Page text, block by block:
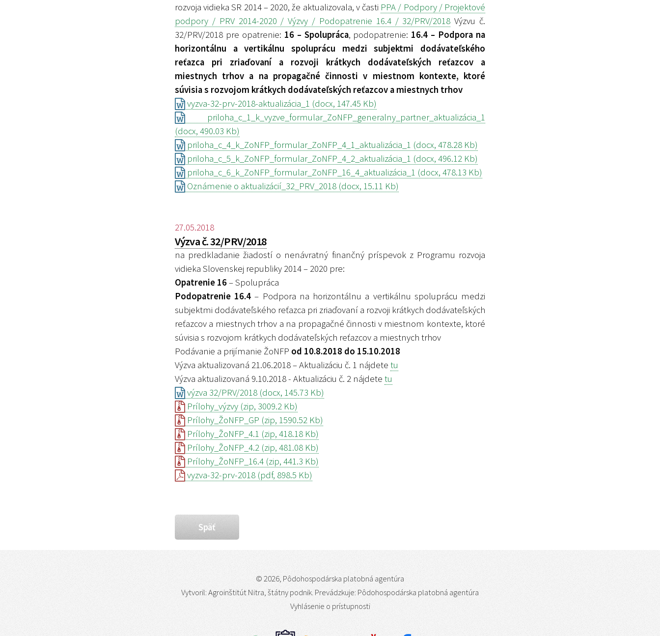
rozvoja vidieka SR 2014 – 2020, že aktualizovala, v časti PPA / Podpory / Projektové
podpory / PRV 2014-2020 / Výzvy / Podopatrenie 16.4 / 32/PRV/2018 Výzvu č.
32/PRV/2018 pre opatrenie: 16 – Spolupráca, podopatrenie: 16.4 – Podpora na
horizontálnu a vertikálnu spoluprácu medzi subjektmi dodávateľského
reťazca pri zriaďovaní a rozvoji krátkych dodávateľských reťazcov a
miestnych trhov a na propagačné činnosti v miestnom kontexte, ktoré
súvisia s rozvojom krátkych dodávateľských reťazcov a miestnych trhov
vyzva-32-prv-2018-aktualizácia_1 (docx, 147.45 Kb)
priloha_c_1_k_vyzve_formular_ZoNFP_generalny_partner_aktualizácia_1
(docx, 490.03 Kb)
priloha_c_4_k_ZoNFP_formular_ZoNFP_4_1_aktualizácia_1 (docx, 478.28 Kb)
priloha_c_5_k_ZoNFP_formular_ZoNFP_4_2_aktualizácia_1 (docx, 496.12 Kb)
priloha_c_6_k_ZoNFP_formular_ZoNFP_16_4_aktualizácia_1 (docx, 478.13 Kb)
Oznámenie o aktualizácií_32_PRV_2018 (docx, 15.11 Kb)
27.05.2018
Výzva č. 32/PRV/2018
na predkladanie žiadostí o nenávratný finančný príspevok z Programu rozvoja
vidieka Slovenskej republiky 2014 – 2020 pre:
Opatrenie 16– Spolupráca
Podopatrenie 16.4 – Podpora na horizontálnu a vertikálnu spoluprácu medzi
subjektmi dodávateľského reťazca pri zriaďovaní a rozvoji krátkych dodávateľských
reťazcov a miestnych trhov a na propagačné činnosti v miestnom kontexte, ktoré
súvisia s rozvojom krátkych dodávateľských reťazcov a miestnych trhov
Podávanie a prijímanie ŽoNFP od 10.8.2018 do 15.10.2018
Výzva aktualizovaná 21.06.2018 – Aktualizáciu č. 1 nájdete tu
Výzva aktualizovaná 9.10.2018 - Aktualizáciu č. 2 nájdete tu
výzva 32/PRV/2018 (docx, 145.73 Kb)
Prílohy_výzvy (zip, 3009.2 Kb)
Prílohy_ŽoNFP_GP (zip, 1590.52 Kb)
Prílohy_ŽoNFP_4.1 (zip, 418.18 Kb)
Prílohy_ŽoNFP_4.2 (zip, 481.08 Kb)
Prílohy_ŽoNFP_16.4 (zip, 441.3 Kb)
vyzva-32-prv-2018 (pdf, 898.5 Kb)
Späť
© 2026, Pôdohospodárska platobná agentúra
Vytvoril:Agroinštitút Nitra, štátny podnik. Prevádzkuje: Pôdohospodárska platobná agentúra
Vyhlásenie o prístupnosti